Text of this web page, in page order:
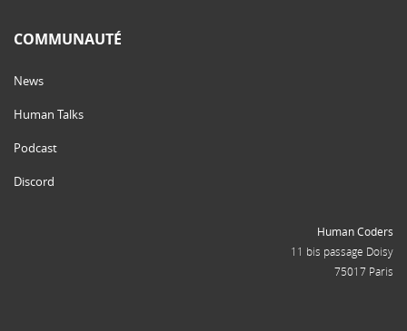
COMMUNAUTÉ
News
Human Talks
Podcast
Discord
Human Coders
11 bis passage Doisy
75017 Paris